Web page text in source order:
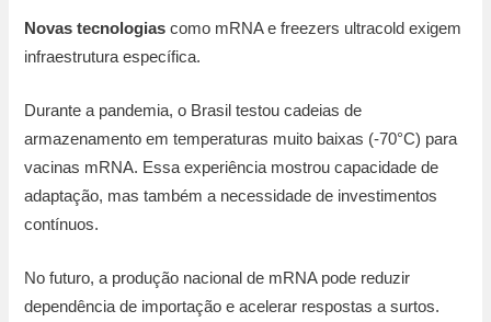
Novas tecnologias como mRNA e freezers ultracold exigem
infraestrutura específica.
Durante a pandemia, o Brasil testou cadeias de
armazenamento em temperaturas muito baixas (-70°C) para
vacinas mRNA. Essa experiência mostrou capacidade de
adaptação, mas também a necessidade de investimentos
contínuos.
No futuro, a produção nacional de mRNA pode reduzir
dependência de importação e acelerar respostas a surtos.